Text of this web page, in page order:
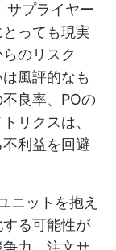
サプライヤー
っても現実
のリスク
風評的なも
良率、POの
リクスは、
利益を回避
ニットを抱え
る可能性が